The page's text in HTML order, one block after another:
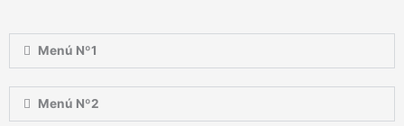
Menú Nº1
Menú Nº2